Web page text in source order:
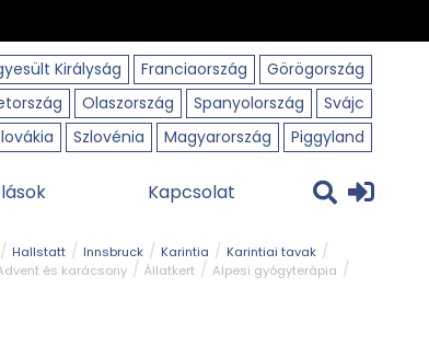
Királyság Franciaország
Görögország
Olaszország Spanyolország
Svájc
Szlovénia Magyarország Piggyland
Kapcsolat
Hallstatt Innsbruck Karintia
Karintiai tavak
és karácsony Állatkert
Alpesi gyógyterápia